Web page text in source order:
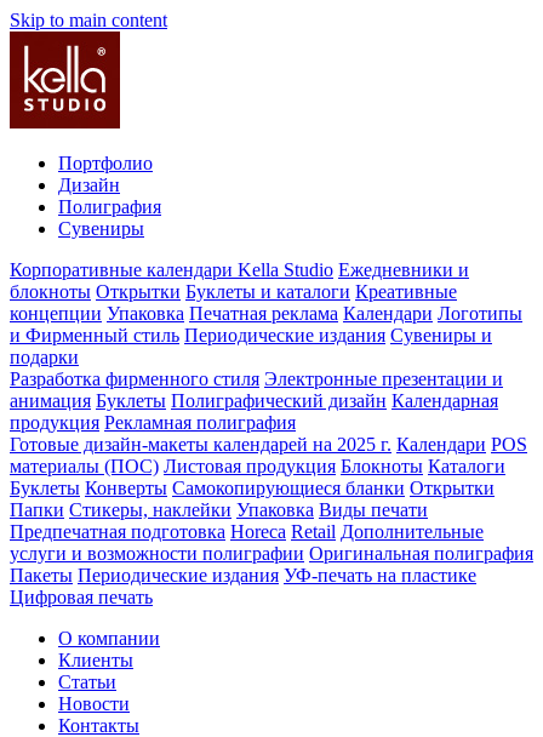
Skip to main content
Портфолио
Дизайн
Полиграфия
Сувениры
Корпоративные календари Kella Studio Ежедневники и
блокноты Открытки Буклеты и каталоги Креативные
концепции Упаковка Печатная реклама Календари Логотипы
и Фирменный стиль Периодические издания Сувениры и
подарки
Разработка фирменного стиля Электронные презентации и
анимация Буклеты Полиграфический дизайн Календарная
продукция Рекламная полиграфия
Готовые дизайн-макеты календарей на 2025 г. Календари POS
материалы (ПОС) Листовая продукция Блокноты Каталоги
Буклеты Конверты Самокопирующиеся бланки Открытки
Папки Стикеры, наклейки Упаковка Виды печати
Предпечатная подготовка Horeca Retail Дополнительные
услуги и возможности полиграфии Оригинальная полиграфия
Пакеты Периодические издания УФ-печать на пластике
Цифровая печать
О компании
Клиенты
Статьи
Новости
Контакты